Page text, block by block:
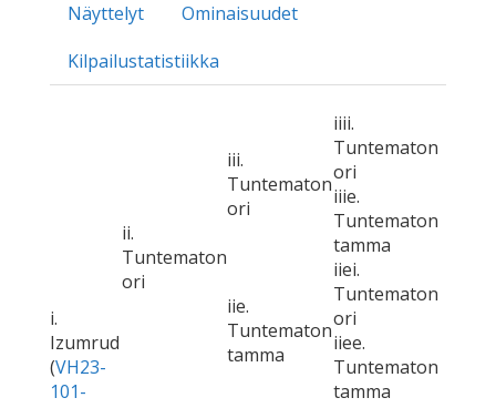
Näyttelyt
Ominaisuudet
Kilpailustatistiikka
i.
Izumrud
(VH23-
101-
ii.
Tuntematon
ori
iii.
Tuntematon
ori
iiii.
Tuntematon
ori
iiie.
Tuntematon
tamma
iie.
Tuntematon
tamma
iiei.
Tuntematon
ori
iiee.
Tuntematon
tamma